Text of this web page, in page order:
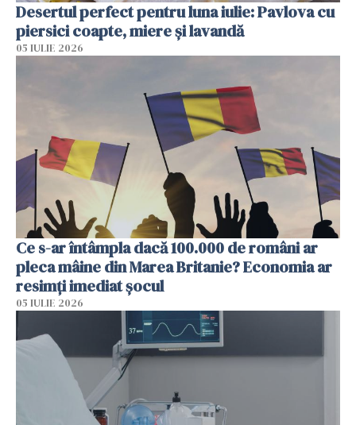
Desertul perfect pentru luna iulie: Pavlova cu
piersici coapte, miere și lavandă
05 IULIE 2026
Ce s-ar întâmpla dacă 100.000 de români ar
pleca mâine din Marea Britanie? Economia ar
resimți imediat șocul
05 IULIE 2026